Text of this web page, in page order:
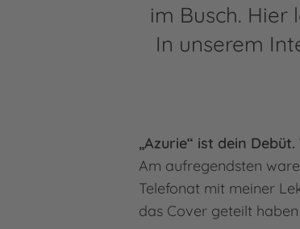
im Busch. Hier
In unserem
„Azurie“ ist dein
Am aufregendsten
Telefonat mit meiner
das Cover geteilt